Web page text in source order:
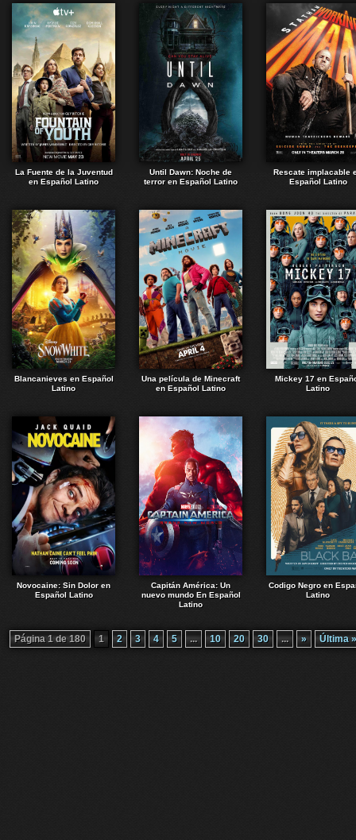
La Fuente de la Juventud
en Español Latino
Until Dawn: Noche de
terror en Español Latino
Rescate implacable
Español Latino
Blancanieves en Español
Latino
Una película de Minecraft
en Español Latino
Mickey 17 en
Latino
Novocaine: Sin Dolor en
Español Latino
Capitán América: Un
nuevo mundo En Español
Latino
Codigo Negro en
Latino
Página 1 de 180 1 2 3 4 5 ... 10 20 30 ... » Última »